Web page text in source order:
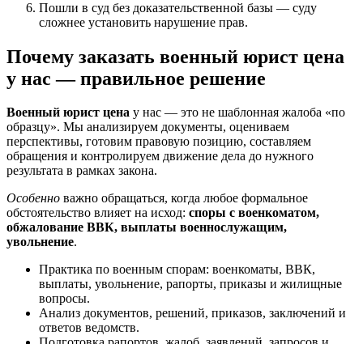
Пошли в суд без доказательственной базы — суду
сложнее установить нарушение прав.
Почему заказать военный юрист цена
у нас — правильное решение
Военный юрист цена у нас — это не шаблонная жалоба «по
образцу». Мы анализируем документы, оцениваем
перспективы, готовим правовую позицию, составляем
обращения и контролируем движение дела до нужного
результата в рамках закона.
Особенно важно обращаться, когда любое формальное
обстоятельство влияет на исход: споры с военкоматом,
обжалование ВВК, выплаты военнослужащим,
увольнение.
Практика по военным спорам: военкоматы, ВВК,
выплаты, увольнение, рапорты, приказы и жилищные
вопросы.
Анализ документов, решений, приказов, заключений и
ответов ведомств.